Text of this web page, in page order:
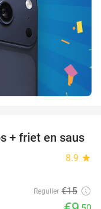
37%
+ friet en saus
8.9 star
Regulier €15